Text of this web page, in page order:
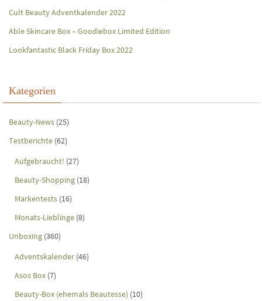
Cult Beauty Adventkalender 2022
Able Skincare Box – Goodiebox Limited Edition
Lookfantastic Black Friday Box 2022
Kategorien
Beauty-News (25)
Testberichte (62)
Aufgebraucht! (27)
Beauty-Shopping (18)
Markentests (16)
Monats-Lieblinge (8)
Unboxing (360)
Adventskalender (46)
Asos Box (7)
Beauty-Box (ehemals Beautesse) (10)